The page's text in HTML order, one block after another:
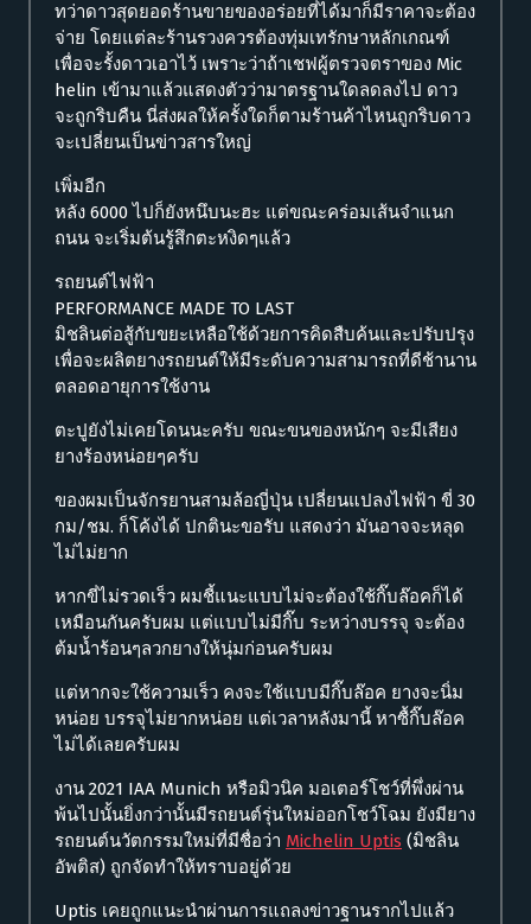
ทว่าดาวสุดยอดร้านขายของอร่อยที่ได้มาก็มีราคาจะต้อง
จ่าย โดยแต่ละร้านรวงควรต้องทุ่มเทรักษาหลักเกณฑ์
เพื่อจะรั้งดาวเอาไว้ เพราะว่าถ้าเชฟผู้ตรวจตราของ Mic
helin เข้ามาแล้วแสดงตัวว่ามาตรฐานใดลดลงไป ดาว
จะถูกริบคืน นี่ส่งผลให้ครั้งใดก็ตามร้านค้าไหนถูกริบดาว
จะเปลี่ยนเป็นข่าวสารใหญ่
เพิ่มอีก
หลัง 6000 ไปก็ยังหนึบนะฮะ แต่ขณะคร่อมเส้นจำแนก
ถนน จะเริ่มต้นรู้สึกตะหงิดๆแล้ว
รถยนต์ไฟฟ้า
PERFORMANCE MADE TO LAST
มิชลินต่อสู้กับขยะเหลือใช้ด้วยการคิดสืบค้นและปรับปรุง
เพื่อจะผลิตยางรถยนต์ให้มีระดับความสามารถที่ดีช้านาน
ตลอดอายุการใช้งาน
ตะปูยังไม่เคยโดนนะครับ ขณะขนของหนักๆ จะมีเสียง
ยางร้องหน่อยๆครับ
ของผมเป็นจักรยานสามล้อญี่ปุ่น เปลี่ยนแปลงไฟฟ้า ขี่ 30
กม/ชม. ก็โค้งได้ ปกตินะขอรับ แสดงว่า มันอาจจะหลุด
ไม่ไม่ยาก
หากขี่ไม่รวดเร็ว ผมชี้แนะแบบไม่จะต้องใช้กิ๊บล๊อคก็ได้
เหมือนกันครับผม แต่แบบไม่มีกิ๊บ ระหว่างบรรจุ จะต้อง
ต้มน้ำร้อนๆลวกยางให้นุ่มก่อนครับผม
แต่หากจะใช้ความเร็ว คงจะใช้แบบมีกิ๊บล๊อค ยางจะนิ่ม
หน่อย บรรจุไม่ยากหน่อย แต่เวลาหลังมานี้ หาซื้กิ๊บล๊อค
ไม่ได้เลยครับผม
งาน 2021 IAA Munich หรือมิวนิค มอเตอร์โชว์ที่พึ่งผ่าน
พ้นไปนั้นยิ่งกว่านั้นมีรถยนต์รุ่นใหม่ออกโชว์โฉม ยังมียาง
รถยนต์นวัตกรรมใหม่ที่มีชื่อว่า Michelin Uptis (มิชลิน
อัพติส) ถูกจัดทำให้ทราบอยู่ด้วย
Uptis เคยถูกแนะนำผ่านการแถลงข่าวฐานรากไปแล้ว